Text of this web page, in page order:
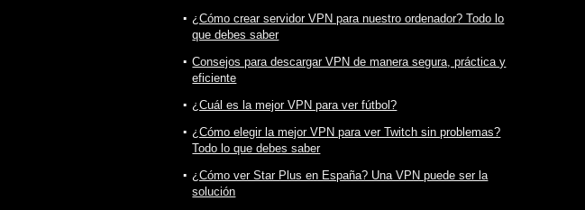
¿Cómo crear servidor VPN para nuestro ordenador? Todo lo
que debes saber
Consejos para descargar VPN de manera segura, práctica y
eficiente
¿Cuál es la mejor VPN para ver fútbol?
¿Cómo elegir la mejor VPN para ver Twitch sin problemas?
Todo lo que debes saber
¿Cómo ver Star Plus en España? Una VPN puede ser la
solución